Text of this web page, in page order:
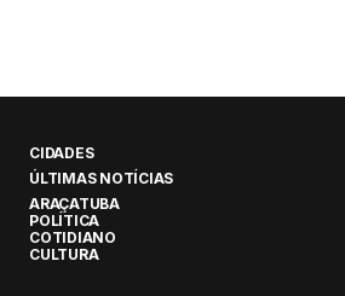
CIDADES
ÚLTIMAS NOTÍCIAS
ARAÇATUBA
POLÍTICA
COTIDIANO
CULTURA